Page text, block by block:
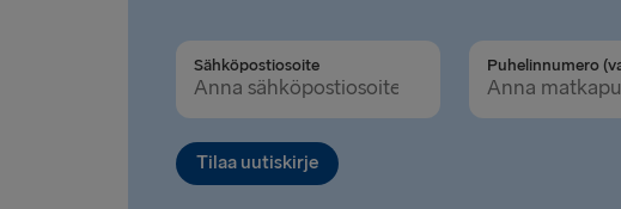
Sähköpostiosoite
Tilaa uutiskirje